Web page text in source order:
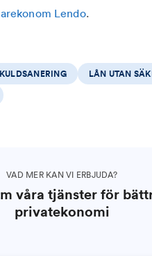
Lendo.
LÅN UTAN
VAD MER KAN VI ERBJUDA?
våra tjänster för
privatekonomi